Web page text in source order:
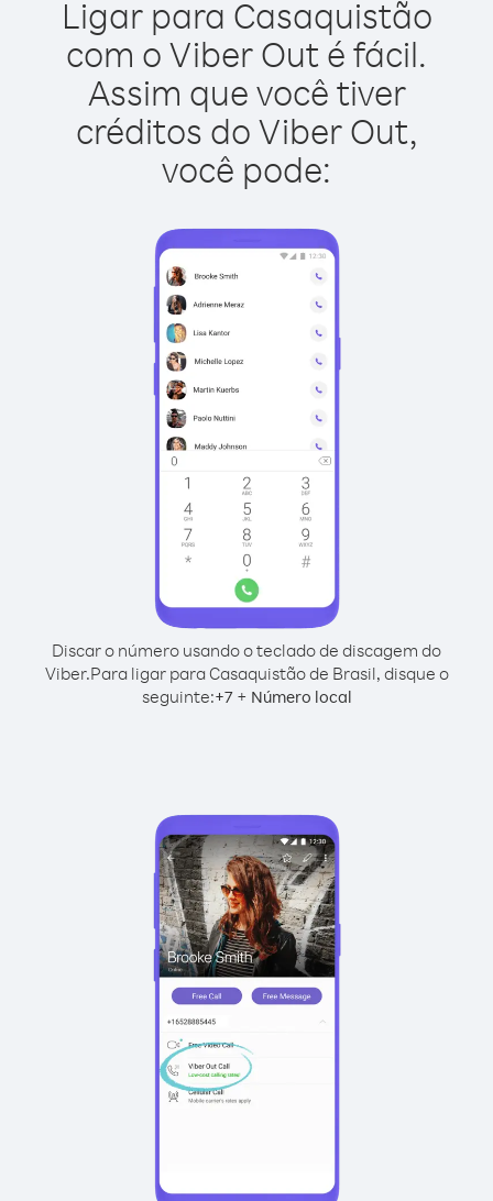
Ligar para Casaquistão
com o Viber Out é fácil.
Assim que você tiver
créditos do Viber Out,
você pode:
Discar o número usando o teclado de discagem do
Viber.Para ligar para Casaquistão de Brasil, disque o
seguinte:+7+ Número local